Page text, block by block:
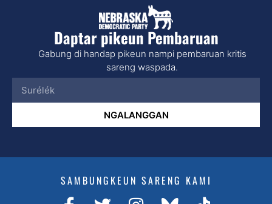
Daptar pikeun Pembaruan
Gabung di handap pikeun nampi pembaruan kritis
sareng waspada.
NGALANGGAN
SAMBUNGKEUN SARENG KAMI